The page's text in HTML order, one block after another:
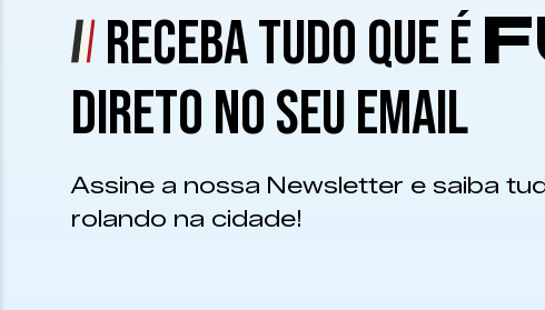
RECEBA TUDO QUE É
DIRETO NO SEU EMAIL
Assine a nossa Newsletter e saiba
rolando na cidade!